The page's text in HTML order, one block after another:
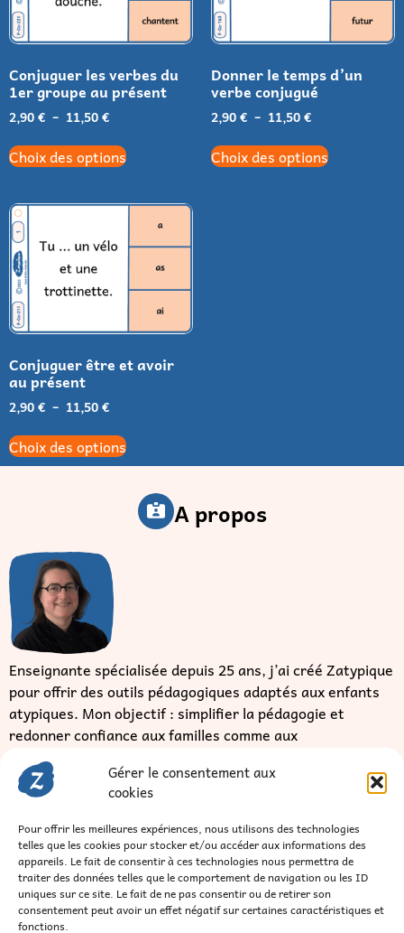
Gérer le consentement aux
cookies
Pour offrir les meilleures expériences, nous utilisons des technologies
telles que les cookies pour stocker et/ou accéder aux informations des
appareils. Le fait de consentir à ces technologies nous permettra de
traiter des données telles que le comportement de navigation ou les ID
uniques sur ce site. Le fait de ne pas consentir ou de retirer son
consentement peut avoir un effet négatif sur certaines caractéristiques et
fonctions.
Conjuguer les verbes du
1er groupe au présent
2,90€ – 11,50€
Choix des options
Donner le temps d’un
verbe conjugué
2,90€ – 11,50€
Choix des options
Conjuguer être et avoir
au présent
2,90€ – 11,50€
Choix des options
A propos
Enseignante spécialisée depuis 25 ans, j’ai créé Zatypique
pour offrir des outils pédagogiques adaptés aux enfants
atypiques. Mon objectif : simplifier la pédagogie et
redonner confiance aux familles comme aux
professionnels.
Je veux en savoir plus
Rendez-vous découverte